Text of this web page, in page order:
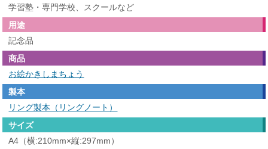
学習塾・専門学校、スクールなど
用途
記念品
商品
お絵かきしまちょう
製本
リング製本（リングノート）
サイズ
A4（横:210mm×縦:297mm）